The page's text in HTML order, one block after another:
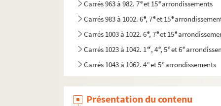
Carrés 963 à 982. 7eet 15earrondissements
Carrés 983 à 1002. 6e, 7eet 15e
Carrés 1003 à 1022. 6e, 7eet 15e
Carrés 1023 à 1042. 1er, 4e, 5eet 6e
Carrés 1043 à 1062. 4eet 5earrondissements
Carrés 1083 à 1102. 11
Présentation du contenu